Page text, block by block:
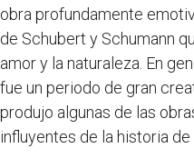
obra profundamente
de Schubert y Schumann
amor y la naturaleza. En
fue un periodo de gran
produjo algunas de las
influyentes de la historia de